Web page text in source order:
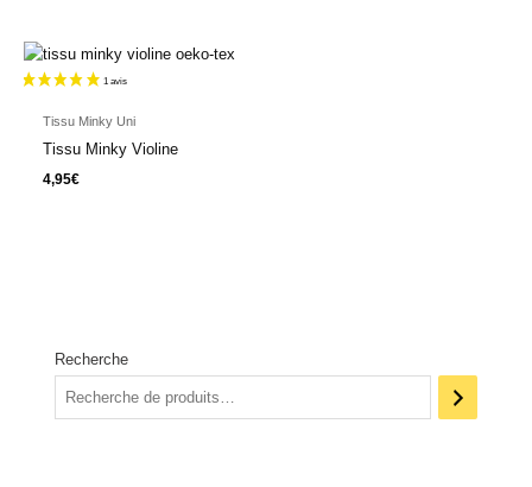
Tissu Minky Uni
Tissu Minky Violine
4,95€
Recherche